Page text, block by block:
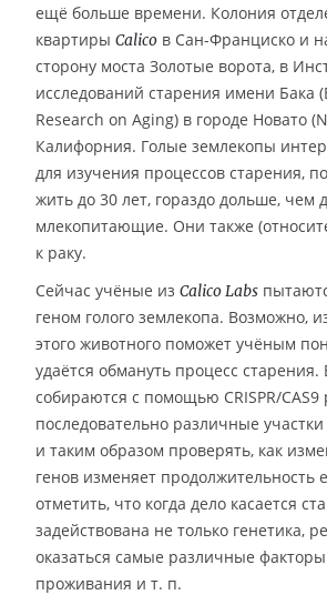
ещё больше времени. Колония
квартиры Calico в Сан-Франциско и
сторону моста Золотые ворота, в
исследований старения имени Бака
Research on Aging) в городе Новато
Калифорния. Голые землекопы
для изучения процессов старения,
жить до 30 лет, гораздо дольше, чем
млекопитающие. Они также
к раку.
Сейчас учёные из Calico Labs
геном голого землекопа. Возможно,
этого животного поможет учёным
удаётся обмануть процесс старения.
собираются с помощью CRISPR/CAS9
последовательно различные
и таким образом проверять, как
генов изменяет продолжительность
отметить, что когда дело касается
задействована не только генетика,
оказаться самые различные
проживания и т. п.